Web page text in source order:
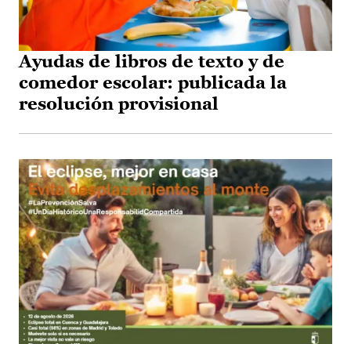
Ayudas de libros de texto y de
comedor escolar: publicada la
resolución provisional